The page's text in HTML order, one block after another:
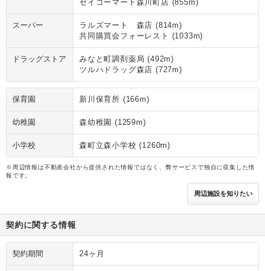
セイコーマート森川町店 (855m)
スーパー
ラルズマート 森店 (814m)
共同購買会フォーレスト (1033m)
ドラッグストア
みなと町調剤薬局 (492m)
ツルハドラッグ森店 (727m)
保育園 新川保育所 (166m)
幼稚園 森幼稚園 (1259m)
小学校 森町立森小学校 (1260m)
※周辺情報は不動産会社から提供された情報ではなく、弊サービスで独自に収集した情
報です。
周辺施設を知りたい
契約に関する情報
契約期間 24ヶ月